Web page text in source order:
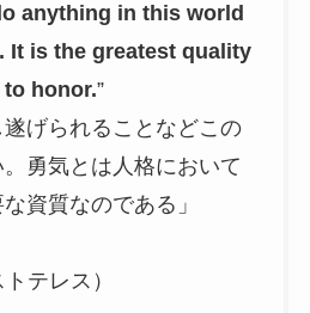
anything in this world
It is the greatest quality
honor.”
遂げられることなどこの
勇気とは人格において
資質なのである」
テレス）